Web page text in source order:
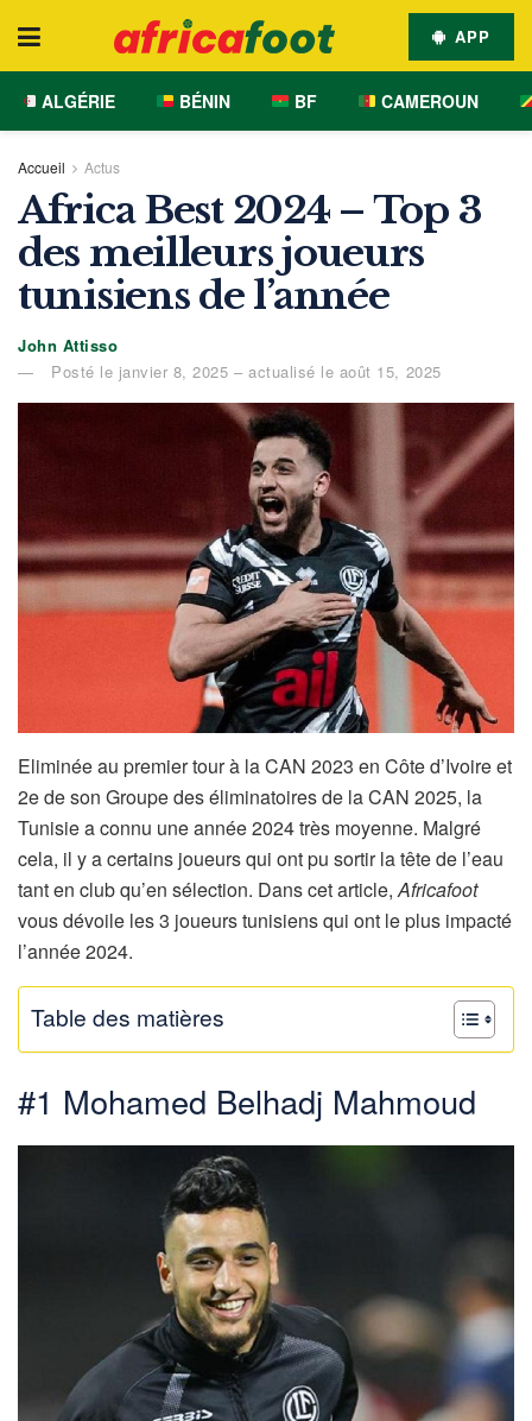
APP
ALGÉRIE BÉNIN BF CAMEROUN
Accueil Actus
Africa Best 2024 – Top 3
des meilleurs joueurs
tunisiens de l’année
John Attisso
Posté le janvier 8, 2025 – actualisé le août 15, 2025
Eliminée au premier tour à la CAN 2023 en Côte d’Ivoire et
2e de son Groupe des éliminatoires de la CAN 2025, la
Tunisie a connu une année 2024 très moyenne. Malgré
cela, il y a certains joueurs qui ont pu sortir la tête de l’eau
tant en club qu’en sélection. Dans cet article,Africafoot
vous dévoile les 3 joueurs tunisiens qui ont le plus impacté
l’année 2024.
Table des matières
#1 Mohamed Belhadj Mahmoud